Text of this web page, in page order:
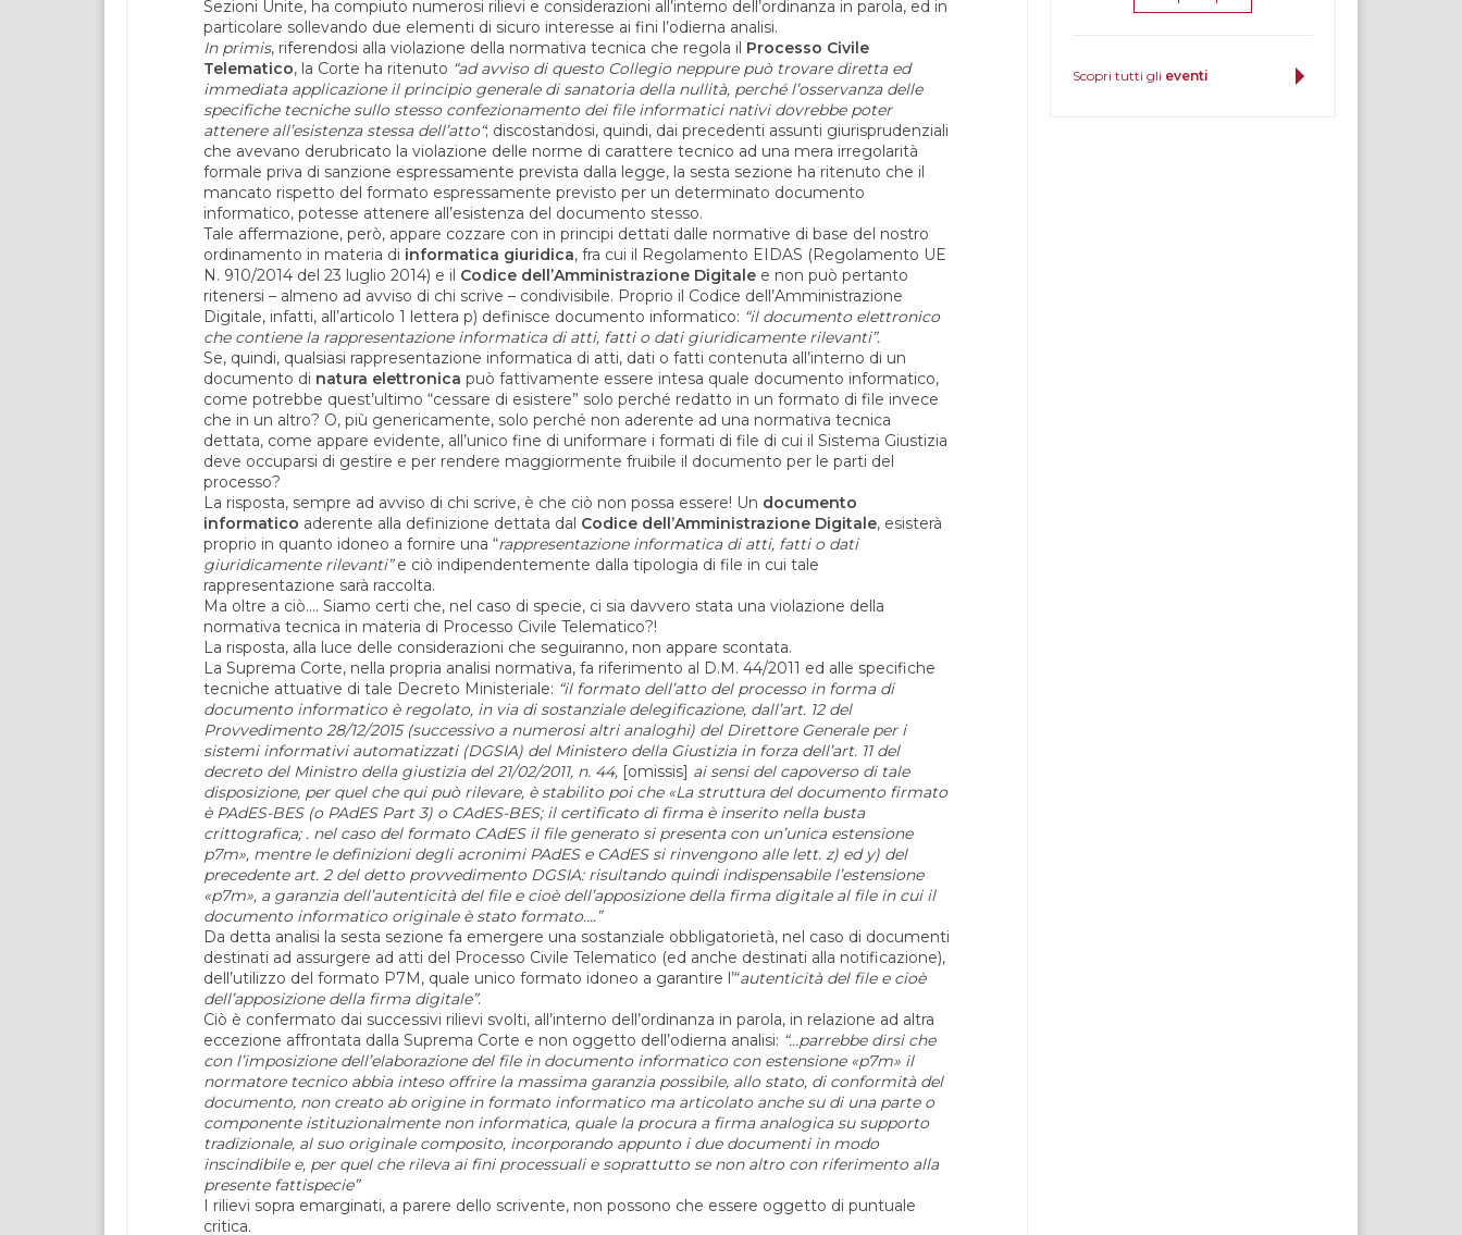
Sezioni Unite, ha compiuto numerosi rilievi e considerazioni all’interno dell’ordinanza in parola, ed in
particolare sollevando due elementi di sicuro interesse ai fini l’odierna analisi.
In primis, riferendosi alla violazione della normativa tecnica che regola il Processo Civile
Telematico, la Corte ha ritenuto “ad avviso di questo Collegio neppure può trovare diretta ed
immediata applicazione il principio generale di sanatoria della nullità, perché l’osservanza delle
specifiche tecniche sullo stesso confezionamento dei file informatici nativi dovrebbe poter
attenere all’esistenza stessa dell’atto“; discostandosi, quindi, dai precedenti assunti giurisprudenziali
che avevano derubricato la violazione delle norme di carattere tecnico ad una mera irregolarità
formale priva di sanzione espressamente prevista dalla legge, la sesta sezione ha ritenuto che il
mancato rispetto del formato espressamente previsto per un determinato documento
informatico, potesse attenere all’esistenza del documento stesso.
Tale affermazione, però, appare cozzare con in principi dettati dalle normative di base del nostro
ordinamento in materia di informatica giuridica, fra cui il Regolamento EIDAS (Regolamento UE
N. 910/2014 del 23 luglio 2014) e il Codice dell’Amministrazione Digitale e non può pertanto
ritenersi – almeno ad avviso di chi scrive – condivisibile. Proprio il Codice dell’Amministrazione
Digitale, infatti, all’articolo 1 lettera p) definisce documento informatico: “il documento elettronico
che contiene la rappresentazione informatica di atti, fatti o dati giuridicamente rilevanti”.
Se, quindi, qualsiasi rappresentazione informatica di atti, dati o fatti contenuta all’interno di un
documento di natura elettronica può fattivamente essere intesa quale documento informatico,
come potrebbe quest’ultimo “cessare di esistere” solo perché redatto in un formato di file invece
che in un altro? O, più genericamente, solo perché non aderente ad una normativa tecnica
dettata, come appare evidente, all’unico fine di uniformare i formati di file di cui il Sistema Giustizia
deve occuparsi di gestire e per rendere maggiormente fruibile il documento per le parti del
processo?
La risposta, sempre ad avviso di chi scrive, è che ciò non possa essere! Un documento
informatico aderente alla definizione dettata dal Codice dell’Amministrazione Digitale, esisterà
proprio in quanto idoneo a fornire una “rappresentazione informatica di atti, fatti o dati
giuridicamente rilevanti”e ciò indipendentemente dalla tipologia di file in cui tale
rappresentazione sarà raccolta.
Ma oltre a ciò…. Siamo certi che, nel caso di specie, ci sia davvero stata una violazione della
normativa tecnica in materia di Processo Civile Telematico?!
La risposta, alla luce delle considerazioni che seguiranno, non appare scontata.
La Suprema Corte, nella propria analisi normativa, fa riferimento al D.M. 44/2011 ed alle specifiche
tecniche attuative di tale Decreto Ministeriale: “il formato dell’atto del processo in forma di
documento informatico è regolato, in via di sostanziale delegificazione, dall’art. 12 del
Provvedimento 28/12/2015 (successivo a numerosi altri analoghi) del Direttore Generale per i
sistemi informativi automatizzati (DGSIA) del Ministero della Giustizia in forza dell’art. 11 del
decreto del Ministro della giustizia del 21/02/2011, n. 44, [omissis] ai sensi del capoverso di tale
disposizione, per quel che qui può rilevare, è stabilito poi che «La struttura del documento firmato
è PAdES-BES (o PAdES Part 3) o CAdES-BES; il certificato di firma è inserito nella busta
crittografica; . nel caso del formato CAdES il file generato si presenta con un’unica estensione
p7m», mentre le definizioni degli acronimi PAdES e CAdES si rinvengono alle lett. z) ed y) del
precedente art. 2 del detto provvedimento DGSIA: risultando quindi indispensabile l’estensione
«p7m», a garanzia dell’autenticità del file e cioè dell’apposizione della firma digitale al file in cui il
documento informatico originale è stato formato….”
Da detta analisi la sesta sezione fa emergere una sostanziale obbligatorietà, nel caso di documenti
destinati ad assurgere ad atti del Processo Civile Telematico (ed anche destinati alla notificazione),
dell’utilizzo del formato P7M, quale unico formato idoneo a garantire l’“autenticità del file e cioè
dell’apposizione della firma digitale”.
Ciò è confermato dai successivi rilievi svolti, all’interno dell’ordinanza in parola, in relazione ad altra
eccezione affrontata dalla Suprema Corte e non oggetto dell’odierna analisi: “…parrebbe dirsi che
con l’imposizione dell’elaborazione del file in documento informatico con estensione «p7m» il
normatore tecnico abbia inteso offrire la massima garanzia possibile, allo stato, di conformità del
documento, non creato ab origine in formato informatico ma articolato anche su di una parte o
componente istituzionalmente non informatica, quale la procura a firma analogica su supporto
tradizionale, al suo originale composito, incorporando appunto i due documenti in modo
inscindibile e, per quel che rileva ai fini processuali e soprattutto se non altro con riferimento alla
presente fattispecie”
I rilievi sopra emarginati, a parere dello scrivente, non possono che essere oggetto di puntuale
critica.
Scopri tutti gli eventi